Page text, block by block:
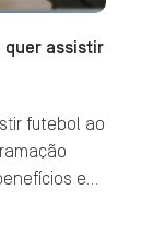
quer assistir
futebol ao
e